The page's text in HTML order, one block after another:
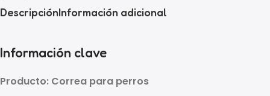
DescripciónInformación adicional
Información clave
Producto: Correa para perros